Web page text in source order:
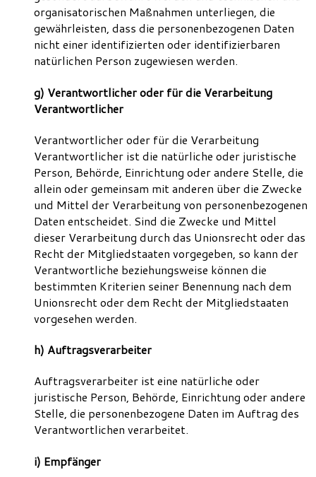
organisatorischen Maßnahmen unterliegen, die
gewährleisten, dass die personenbezogenen Daten
nicht einer identifizierten oder identifizierbaren
natürlichen Person zugewiesen werden.
g) Verantwortlicher oder für die Verarbeitung
Verantwortlicher
Verantwortlicher oder für die Verarbeitung
Verantwortlicher ist die natürliche oder juristische
Person, Behörde, Einrichtung oder andere Stelle, die
allein oder gemeinsam mit anderen über die Zwecke
und Mittel der Verarbeitung von personenbezogenen
Daten entscheidet. Sind die Zwecke und Mittel
dieser Verarbeitung durch das Unionsrecht oder das
Recht der Mitgliedstaaten vorgegeben, so kann der
Verantwortliche beziehungsweise können die
bestimmten Kriterien seiner Benennung nach dem
Unionsrecht oder dem Recht der Mitgliedstaaten
vorgesehen werden.
h) Auftragsverarbeiter
Auftragsverarbeiter ist eine natürliche oder
juristische Person, Behörde, Einrichtung oder andere
Stelle, die personenbezogene Daten im Auftrag des
Verantwortlichen verarbeitet.
i) Empfänger